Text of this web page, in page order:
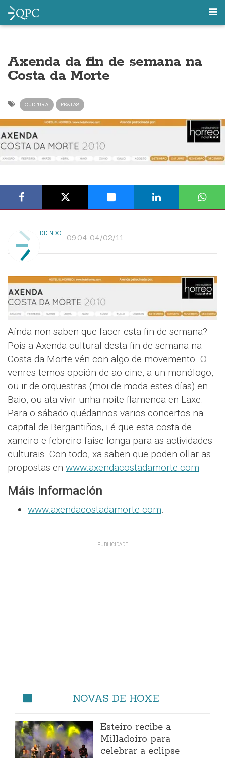
Axenda da fin de semana na
Costa da Morte
CULTURA FESTAS
DEINDO 09:04 04/02/11
Aínda non saben que facer esta fin de semana?
Pois a Axenda cultural desta fin de semana na
Costa da Morte vén con algo de movemento. O
venres temos opción de ao cine, a un monólogo,
ou ir de orquestras (moi de moda estes días) en
Baio, ou ata vivir unha noite flamenca en Laxe.
Para o sábado quédannos varios concertos na
capital de Bergantiños, i é que esta costa de
xaneiro e febreiro faise longa para as actividades
culturais. Con todo, xa saben que poden ollar as
propostas en www.axendacostadamorte.com
Máis información
www.axendacostadamorte.com
NOVAS DE HOXE
Esteiro recibe a
Milladoiro para
celebrar a eclipse